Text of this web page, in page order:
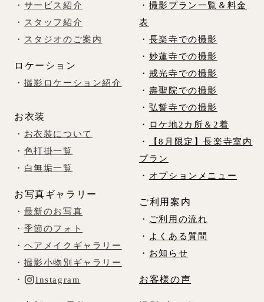
・ サービス紹介
・
スタッフ紹介
・
スタジオのご案内
ロケーション
・ 撮影ロケーション紹介
お衣装
・ お衣装について
・ 色打掛一覧
・ 白無垢一覧
お写真ギャラリー
・ 最新のお写真
・ 季節のフォト
・ ヘアメイクギャラリー
・ 撮影小物別ギャラリー
・
Instagram
・ 撮影プラン一覧＆料金
表
・ 長楽寺での撮影
・ 妙蓮寺での撮影
・ 戒光寺での撮影
・ 壽聖院での撮影
・ 弘誓寺での撮影
・
ロケ地2カ所＆2着
・
【8月限定】長楽寺室内
プラン
・ オプションメニュー
ご利用案内
・
ご利用の流れ
・
よくある質問
・ お知らせ
お客様の声